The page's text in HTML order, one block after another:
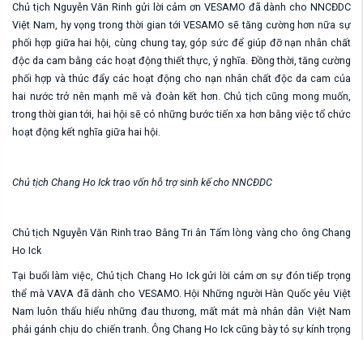
Chủ tịch Nguyễn Văn Rinh gửi lời cảm ơn VESAMO đã dành cho NNCĐDC
Việt Nam, hy vọng trong thời gian tới VESAMO sẽ tăng cường hơn nữa sự
phối hợp giữa hai hội, cùng chung tay, góp sức để giúp đỡ nạn nhân chất
độc da cam bằng các hoạt động thiết thực, ý nghĩa. Đồng thời, tăng cường
phối hợp và thúc đẩy các hoạt động cho nạn nhân chất độc da cam của
hai nước trở nên mạnh mẽ và đoàn kết hơn. Chủ tịch cũng mong muốn,
trong thời gian tới, hai hội sẽ có những bước tiến xa hơn bằng việc tổ chức
hoạt động kết nghĩa giữa hai hội.
Chủ tịch Chang Ho Ick trao vốn hỗ trợ sinh kế cho NNCĐDC
Chủ tịch Nguyễn Văn Rinh trao Bằng Tri ân Tấm lòng vàng cho ông Chang
Ho Ick
Tại buổi làm việc, Chủ tịch Chang Ho Ick gửi lời cảm ơn sự đón tiếp trọng
thể mà VAVA đã dành cho VESAMO. Hội Những người Hàn Quốc yêu Việt
Nam luôn thấu hiểu những đau thương, mất mát mà nhân dân Việt Nam
phải gánh chịu do chiến tranh. Ông Chang Ho Ick cũng bày tỏ sự kính trọng